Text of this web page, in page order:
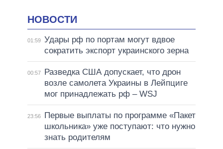
НОВОСТИ
01:59 Удары рф по портам могут вдвое
сократить экспорт украинского зерна
00:57
Разведка США допускает, что дрон
возле самолета Украины в Лейпциге
мог принадлежать рф – WSJ
23:56
Первые выплаты по программе «Пакет
школьника» уже поступают: что нужно
знать родителям